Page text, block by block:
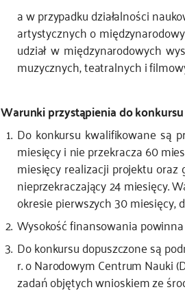
a w przypadku działalności
artystycznych o
udział w międzynarodowych
muzycznych, teatralnych i
Warunki przystąpienia do konkursu
Do konkursu kwalifikowane są
miesięcy i nie przekracza 60
miesięcy realizacji projektu
nieprzekraczający 24 miesięcy.
okresie pierwszych 30 miesięcy,
Wysokość finansowania powinna
Do konkursu dopuszczone są
r. o Narodowym Centrum Nauki
zadań objętych wnioskiem ze